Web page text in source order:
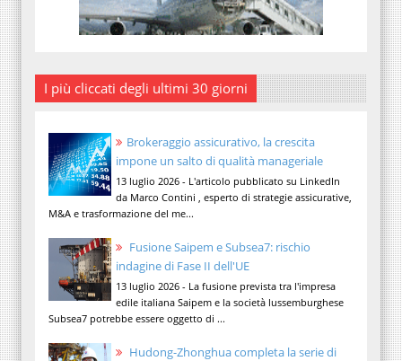
I più cliccati degli ultimi 30 giorni
Brokeraggio assicurativo, la crescita
impone un salto di qualità manageriale
13 luglio 2026 - L'articolo pubblicato su LinkedIn
da Marco Contini , esperto di strategie assicurative,
M&A e trasformazione del me...
Fusione Saipem e Subsea7: rischio
indagine di Fase II dell'UE
13 luglio 2026 - La fusione prevista tra l'impresa
edile italiana Saipem e la società lussemburghese
Subsea7 potrebbe essere oggetto di ...
Hudong-Zhonghua completa la serie di